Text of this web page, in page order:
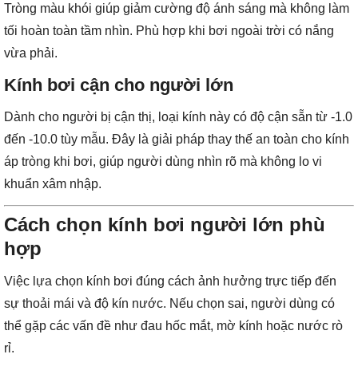
Tròng màu khói giúp giảm cường độ ánh sáng mà không làm
tối hoàn toàn tầm nhìn. Phù hợp khi bơi ngoài trời có nắng
vừa phải.
Kính bơi cận cho người lớn
Dành cho người bị cận thị, loại kính này có độ cận sẵn từ -1.0
đến -10.0 tùy mẫu. Đây là giải pháp thay thế an toàn cho kính
áp tròng khi bơi, giúp người dùng nhìn rõ mà không lo vi
khuẩn xâm nhập.
Cách chọn kính bơi người lớn phù
hợp
Việc lựa chọn kính bơi đúng cách ảnh hưởng trực tiếp đến
sự thoải mái và độ kín nước. Nếu chọn sai, người dùng có
thể gặp các vấn đề như đau hốc mắt, mờ kính hoặc nước rò
rỉ.